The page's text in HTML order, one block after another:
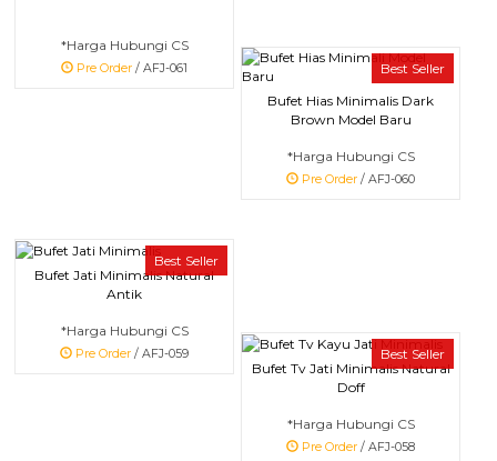
*Harga Hubungi CS
Pre Order / AFJ-061
Best Seller
Bufet Hias Minimalis Dark
Brown Model Baru
*Harga Hubungi CS
Pre Order / AFJ-060
Best Seller
Bufet Jati Minimalis Natural
Antik
*Harga Hubungi CS
Pre Order / AFJ-059
Best Seller
Bufet Tv Jati Minimalis Natural
Doff
*Harga Hubungi CS
Pre Order / AFJ-058